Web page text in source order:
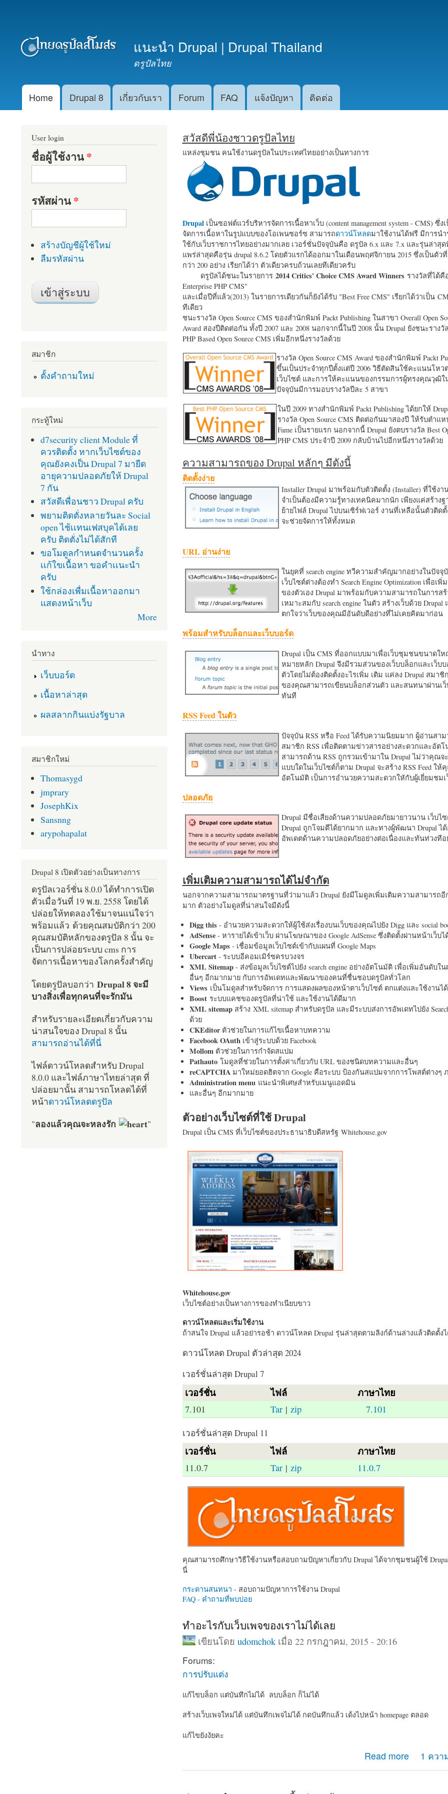
หลัก
แนะนำ Drupal | Drupal Thailand
ดรูปัลไทย
Main menu
Home Drupal 8 เกี่ยวกับเรา Forum FAQ แจ้งปัญหา ติดต่อ
สวัสดีพี่น้องชาวดรูปัลไทย
แหล่งชุมชน คนใช้งานดรูปัลในประเทศไทยอย่างเป็นทางการ
Drupalเป็นซอฟต์แวร์บริหารจัดการเนื้อหาเว็บ (content management system - CMS) ซึ่ง
จัดการเนื้อหาในรูปแบบของโอเพนซอร์ซ สามารถดาวน์โหลดมาใช้งานได้ฟรี มีการน
ใช้กับเว็บราชการไทยอย่างมากเลย เวอร์ชั่นปัจจุบันคือ ดรูปัล 6.x และ 7.x และรุ่นล่าสุด
แพร่ล่าสุดคือรุ่น drupal 8.6.2 โดยตัวแรกได้ออกมาในเดือนพฤศจิกายน 2015 ซึ่งเป็นตั
กว่า 200 อย่าง เรียกได้ว่า ตัวเดียวครบถ้วนเลยทีเดียวครับ
ดรูปัลได้ชนะในรายการ 2014 Critics' Choice CMS Award Winners รางวัลที่ได้คื
Enterprise PHP CMS"
และเมื่อปีที่แล้ว(2013) ในรายการเดียวกันก็ยังได้รับ "Best Free CMS" เรียกได้ว่าเป็น
ทีเดียว
ชนะรางวัล Open Source CMS ของสำนักพิมพ์ Packt Publishing ในสาขา Overall Open
Award สองปีติดต่อกัน ทั้งปี 2007 และ 2008 นอกจากนี้ในปี 2008 นั้น Drupal ยังชนะรางวั
PHP Based Open Source CMS เพิ่มอีกหนึ่งรางวัลด้วย
รางวัล Open Source CMS Award ของสำนักพิมพ์ Packt
ขึ้นเป็นประจำทุกปีตั้งแต่ปี 2006 วิธีตัดสินใช้คะแนนโหว
เว็บไซต์ และการให้คะแนนของกรรมการผู้ทรงคุณวุฒิใ
ปัจจุบันมีการมอบรางวัลปีละ 5 สาขา
ในปี 2009 ทางสำนักพิมพ์ Packt Publishing ได้ยกให้
รางวัล Open Source CMS ติดต่อกันมาสองปี ให้รับตำแ
Fame เป็นรายแรก นอกจากนี้ Drupal ยังตบรางวัล Best
PHP CMS ประจำปี 2009 กลับบ้านไปอีกหนึ่งรางวัลด้วย
ความสามารถของ Drupal หลักๆ มีดังนี้
ติดตั้งง่าย
Installer Drupal มาพร้อมกับตัวติดตั้ง (Installer) ที่ใช้งา
จำเป็นต้องมีความรู้ทางเทคนิคมากนัก เพียงแค่สร้าง
ย้ายไฟล์ Drupal ไปบนเซิร์ฟเวอร์ งานที่เหลือนั้นตัวติดตั้
จะช่วยจัดการให้ทั้งหมด
URL อ่านง่าย
ในยุคที่ search engine ทวีความสำคัญมากอย่างในปัจจุ
เว็บไซต์ต่างต้องทำ Search Engine Optimization เพื่อเ
ของตัวเอง Drupal มาพร้อมกับความสามารถในการสร้
เหมาะสมกับ search engine ในตัว สร้างเว็บด้วย
ตกใจว่าเว็บของคุณมีอันดับดีอย่างที่ไม่เคยคิดมาก่อน
พร้อมสำหรับบล็อกและเว็บบอร์ด
Drupal เป็น CMS ที่ออกแบบมาเพื่อเว็บชุมชนขนาดให
หมายหลัก Drupal จึงมีรวมส่วนของเว็บบล็อกและเว็บ
ตัวโดยไม่ต้องติดตั้งอะไรเพิ่ม เติม แค่ลง Drupal สมาชิ
ของคุณสามารถเขียนบล็อกส่วนตัว และสนทนาผ่านเว็
ทันที
RSS Feed ในตัว
ปัจจุบัน RSS หรือ Feed ได้รับความนิยมมาก ผู้อ่านสา
สมาชิก RSS เพื่อติดตามข่าวสารอย่างสะดวกและอัต
สามารถด้าน RSS ถูกรวมเข้ามาใน Drupal ไม่ว่าคุณจ
แบบใดในเว็บไซต์ก็ตาม Drupal จะสร้าง RSS Feed ให้
อัตโนมัติ เป็นการอำนวยความสะดวกใหักับผู้เยี่ยมชม
ปลอดภัย
Drupal มีชื่อเสียงด้านความปลอดภัยมายาวนาน เว็บไ
Drupal ถูกโจมตีได้ยากมาก และทางผู้พัฒนา Drupal ไ
อัพเดตด้านความปลอดภัยอย่างต่อเนื่องและทันท่วงทีอ
เพิ่มเติมความสามารถได้ไม่จำกัด
นอกจากความสามารถมาตรฐานที่ว่ามาแล้ว Drupal ยังมีโมดูลเพิ่มเติมความสามารถอี
มาก ตัวอย่างโมดูลที่น่าสนใจมีดังนี้
Digg this- อำนวยความสะดวกให้ผู้ใช้ส่งเรื่องบนเว็บของคุณไปยัง Digg และ social
AdSense- หารายได้เข้าเว็บ ผ่านโฆษณาของ Google AdSense ซึ่งติดตั้งผ่านหน้าเว็บไ
Google Maps- เชื่อมข้อมูลเว็บไซต์เข้ากับแผนที่ Google Maps
Ubercart- ระบบอีคอมเมิร์ซครบวงจร
XML Sitemap- ส่งข้อมูลเว็บไซต์ไปยัง search engine อย่างอัตโนมัติ เพื่อเพิ่มอันดับใ
อื่นๆ อีกมากมาย กับการอัพเดทและพัฒนาของคนที่ชื่นชอบดรูปัลทั่วโลก
Views เป็นโมดูลสำหรับจัดการ การแสดงผลของหน้าตาเว็บไซต์ ตกแต่งและใช้งานไ
Boost ระบบแคชของดรูปัลที่น่าใช้ และใช้งานได้ดีมาก
XML sitemapสร้าง XML sitemap สำหรับดรูปัล และมีระบบส่งการอัพเดทไปยัง
ด้วย
CKEditorตัวช่วยในการแก้ไขเนื้อหาบทความ
Facebook OAuth เข้าสู่ระบบด้วย Facebook
Mollom ตัวช่วยในการกำจัดสแปม
Pathautoโมดูลที่ช่วยในการตั้งค่าเกี่ยวกับ URL ของชนิดบทความและอื่นๆ
reCAPTCHA มาใหม่ยอดฮิตจาก Google คือระบบ ป้องกันสแปมจากการโพสต์ต่างๆ
Administration menu แนะนำพิเศษสำหรับเมนูแอดมิน
และอื่นๆ อีกมากมาย
ตัวอย่างเว็บไซต์ที่ใช้ Drupal
Drupal เป็น CMS ที่เว็บไซต์ของประธานาธิบดีสหรัฐ Whitehouse.gov
Whitehouse.gov
เว็บไซต์อย่างเป็นทางการของทำเนียบขาว
ดาวน์โหลดและเริ่มใช้งาน
ถ้าสนใจ Drupal แล้วอย่ารอช้า ดาวน์โหลด Drupal รุ่นล่าสุดตามลิงก์ด้านล่างแล้วติดตั้ง
ดาวน์โหลด Drupal ตัวล่าสุด 2024
เวอร์ชั่นล่าสุด Drupal 7
เวอร์ชั่น ไฟล์ ภาษาไทย
7.101 Tar| zip 7.101
เวอร์ชั่นล่าสุด Drupal 11
เวอร์ชั่น ไฟล์ ภาษาไทย
11.0.7 Tar| zip 11.0.7
คุณสามารถศึกษาวิธีใช้งานหรือสอบถามปัญหาเกี่ยวกับ Drupal ได้จากชุมชนผู้ใช้
นี่
กระดานสนทนา - สอบถามปัญหาการใช้งาน Drupal
FAQ - คำถามที่พบบ่อย
ทำอะไรกับเว็บเพจของเราไม่ได้เลย
เขียนโดยudomchok เมื่อ 22 กรกฎาคม, 2015 - 20:16
Forums:
การปรับแต่ง
แก้ไขบล็อก แต่บันทึกไม่ได้ ลบบล็อก ก็ไม่ได้
สร้างเว็บเพจใหม่ได้ แต่บันทึกเพจไม่ได้ กดบันทึกแล้ว เด้งไปหน้า homepage ตลอด
แก้ไขยังงัยคะ
Read more 1 ควา
User login
ชื่อผู้ใช้งาน*
รหัสผ่าน*
สร้างบัญชีผู้ใช้ใหม่
ลืมรหัสผ่าน
สมาชิก
ตั้งคำถามใหม่
กระทู้ใหม่
d7security client Module ที่
ควรติดตั้ง หากเว็บไซต์ของ
คุณยังคงเป็น Drupal 7 มายืด
อายุความปลอดภัยให้ Drupal
7 กัน
สวัสดีเพื่อนชาว Drupal ครับ
พยามติดตั่งหลายวันละ Social
open ไช้เเทนเฟสบุคได้เลย
ครับ ติดตั่งไม่ได้สักที
ขอโมดูลกำหนดจำนวนครั้ง
เเก้ใขเนื้อหา ขอคำเเนะนำ
ครับ
ใช้กล่องเพื่มเนื้อหาออกมา
แสดงหน้าเว็บ
More
นำทาง
เว็บบอร์ด
เนื้อหาล่าสุด
ผลสลากกินแบ่งรัฐบาล
สมาชิกใหม่
Thomasygd
jmprary
JosephKix
Sansnng
arypohapalat
Drupal 8 เปิดตัวอย่างเป็นทางการ
ดรูปัลเวอร์ชั่น 8.0.0 ได้ทำการเปิด
ตัวเมื่อวันที่ 19 พ.ย. 2558 โดยได้
ปล่อยให้ทดลองใช้มาจนแน่ใจว่า
พร้อมแล้ว ด้วยคุณสมบัติกว่า 200
คุณสมบัติหลักของดรูปัล 8 นั้น จะ
เป็นการปล่อยระบบ cms การ
จัดการเนื้อหาของโลกครั้งสำคัญ
โดยดรูปัลบอกว่า Drupal 8 จะมี
บางสิ่งเพื่อทุกคนที่จะรักมัน
สำหรับรายละเอียดเกี่ยวกับความ
น่าสนใจของ Drupal 8 นั้น
สามารถอ่านได้ที่นี่
ไฟล์ดาวน์โหลดสำหรับ Drupal
8.0.0 และไฟล์ภาษาไทยล่าสุด ที่
ปล่อยมานั้น สามารถโหลดได้ที่
หน้าดาวน์โหลดดรูปัล
"ลองแล้วคุณจะหลงรัก "